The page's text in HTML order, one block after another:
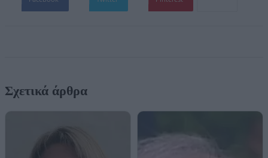
Σχετικά άρθρα